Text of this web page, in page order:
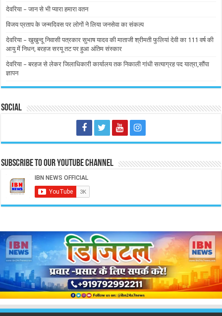
देवरिया – जान से भी प्यारा हमारा वतन
विजय प्रताप के जन्मदिवस पर लोगों ने लिया जनसेवा का संकल्प
देवरिया – खुखुन्दू निवासी पत्रकार सुभाष यादव की माताजी श्रीमती फुलियां देवी का 111 वर्ष की
आयु में निधन, बरहज सरयू तट पर हुआ अंतिम संस्कार
देवरिया – बरहज से लेकर जिलाधिकारी कार्यालय तक निकाली गांधी सत्याग्रह पद यात्रा,सौंपा
ज्ञापन
Social
Subscribe to our Youtube Channel